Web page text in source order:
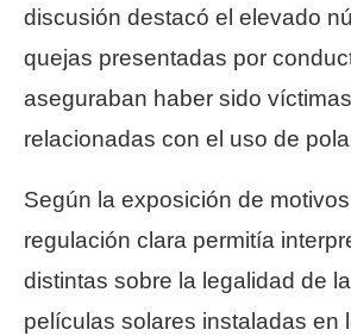
discusión destacó el elevado
quejas presentadas por
aseguraban haber sido
relacionadas con el uso de
Según la exposición de
regulación clara permitía
distintas sobre la legalidad de
películas solares instaladas en